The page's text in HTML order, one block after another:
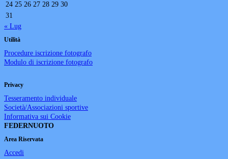
24 25 26 27 28 29 30
31
« Lug
Utilità
Procedure iscrizione fotografo
Modulo di iscrizione fotografo
Privacy
Tesseramento individuale
Società/Associazioni sportive
Informativa sui Cookie
FEDERNUOTO
Area Riservata
Accedi